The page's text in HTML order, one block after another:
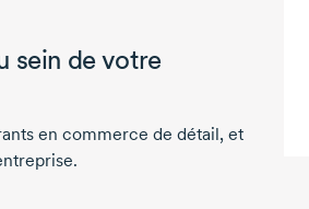
sein de votre
en commerce de détail, et